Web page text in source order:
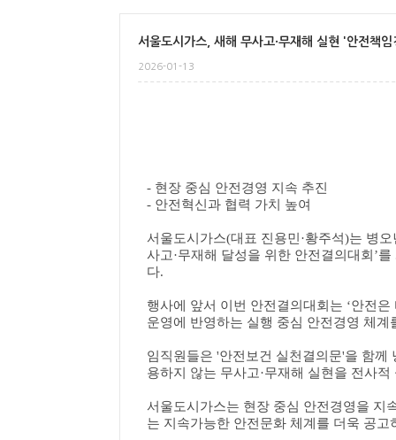
서울도시가스, 새해 무사고·무재해 실현 '안전책
2026-01-13
- 현장 중심 안전경영 지속 추진
- 안전혁신과 협력 가치 높여
서울도시가스(대표 진용민 ·황주석)는 병오
사고·무재해 달성을 위한 안전결의대회 ’를
다.
행사에 앞서 이번 안전결의대회는 ‘안전은
운영에 반영하는 실행 중심 안전경영 체
임직원들은 '안전보건 실천결의문'을 함께
용하지 않는 무사고·무재해 실현을 전사
서울도시가스는 현장 중심 안전경영을 지
는 지속가능한 안전문화 체계를 더욱 공고